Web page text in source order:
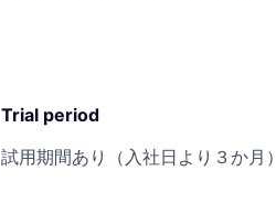
Trial period
試用期間あり（入社日より３か月）